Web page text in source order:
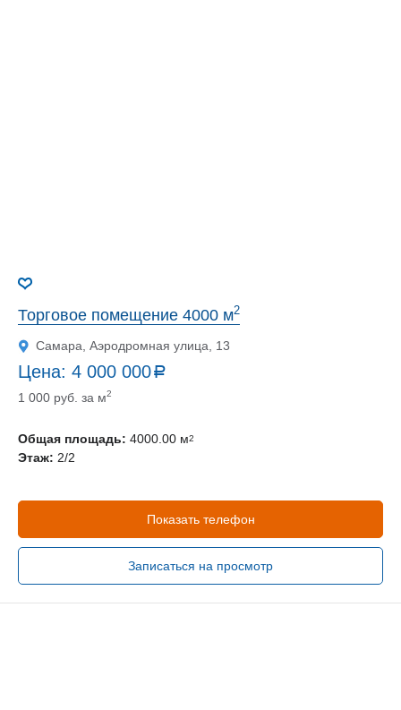
Торговое помещение 4000 м2
Самара, Аэродромная улица, 13
Цена: 4 000 000 a
руб.
1 000 руб. за м2
Общая площадь: 4000.00 м2
Этаж: 2/2
Показать телефон
Записаться на просмотр